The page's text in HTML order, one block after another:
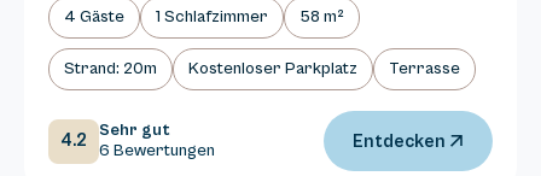
4 Gäste 1 Schlafzimmer 58 m²
Strand: 20m Kostenloser Parkplatz Terrasse
4.2
Sehr gut
6 Bewertungen
Entdecken